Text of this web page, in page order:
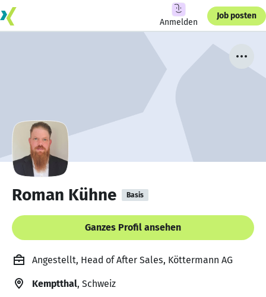
Anmelden
Job posten
Roman Kühne Basis
Ganzes Profil ansehen
Angestellt, Head of After Sales, Köttermann AG
Kemptthal, Schweiz